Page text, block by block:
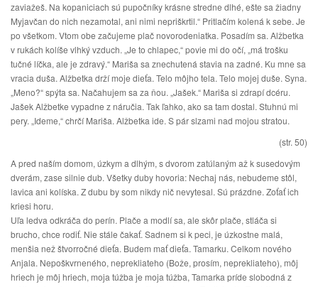
zaviažeš. Na kopaniciach sú pupočníky krásne stredne dlhé, ešte sa žiadny
Myjavčan do nich nezamotal, ani nimi nepriškrtil.“ Pritlačím kolená k sebe. Je
po všetkom. Vtom obe začujeme plač novorodeniatka. Posadím sa. Alžbetka
v rukách kolíše vlhký vzduch. „Je to chlapec,“ povie mi do očí, „má trošku
tučné líčka, ale je zdravý.“ Mariša sa znechutená stavia na zadné. Ku mne sa
vracia duša. Alžbetka drží moje dieťa. Telo môjho tela. Telo mojej duše. Syna.
„Meno?“ spýta sa. Načahujem sa za ňou. „Jašek.“ Mariša si zdrapí dcéru.
Jašek Alžbetke vypadne z náručia. Tak ľahko, ako sa tam dostal. Stuhnú mi
pery. „Ideme,“ chrčí Mariša. Alžbetka ide. S pár slzami nad mojou stratou.
(str. 50)
A pred naším domom, úzkym a dlhým, s dvorom zatúlaným až k susedovým
dverám, zase silnie dub. Všetky duby hovoria: Nechaj nás, nebudeme stôl,
lavica ani kolíska. Z dubu by som nikdy nič nevytesal. Sú prázdne. Zoťať ich
kriesi horu.
Uľa ledva odkráča do perín. Plače a modlí sa, ale skôr plače, stláča si
brucho, chce rodiť. Nie stále čakať. Sadnem si k peci, je úzkostne malá,
menšia než štvorročné dieťa. Budem mať dieťa. Tamarku. Celkom nového
Anjala. Nepoškvrneného, neprekliateho (Bože, prosím, neprekliateho), môj
hriech je môj hriech, moja túžba je moja túžba, Tamarka príde slobodná z